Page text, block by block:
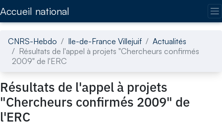
Accueil national
CNRS-Hebdo Ile-de-France Villejuif
Actualités
Résultats de l'appel à projets "Chercheurs confirmés
2009" de l'ERC
Résultats de l'appel à projets
"Chercheurs confirmés 2009" de
l'ERC